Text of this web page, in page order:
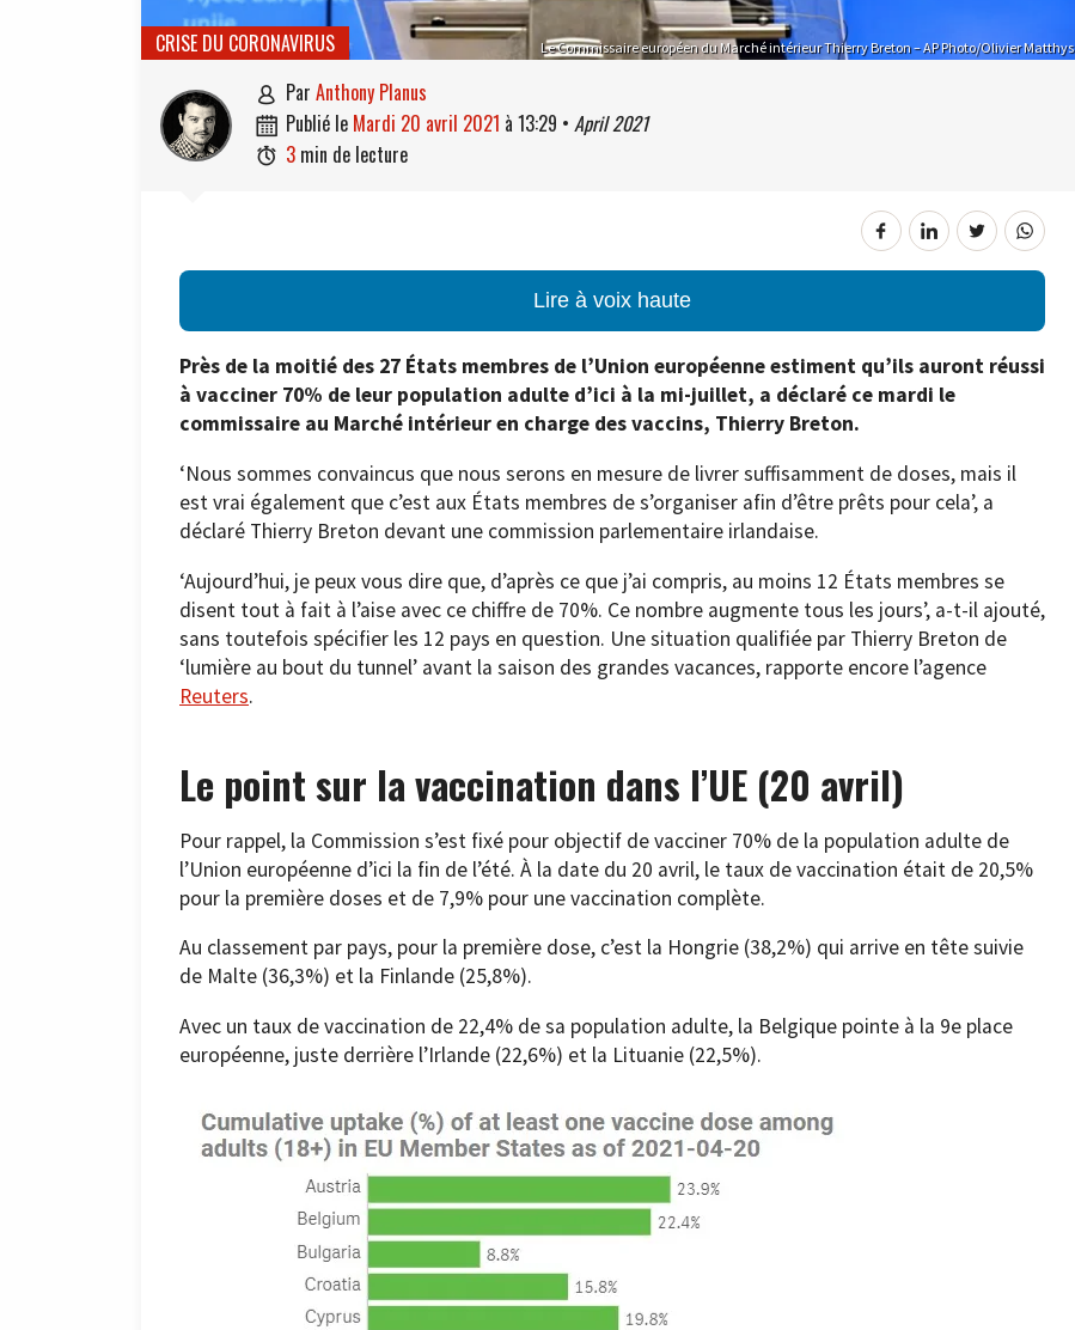
Le Commissaire européen du Marché intérieur Thierry Breton – AP Photo/Olivier Matthys
CRISE DU CORONAVIRUS
 par Anthony Planus
 publié le mardi 20 avril 2021 à 13:29 • April 2021
 3 min de lecture
Lire à voix haute
Près de la moitié des 27 États membres de l’Union européenne estiment qu’ils auront réussi
à vacciner 70% de leur population adulte d’ici à la mi-juillet, a déclaré ce mardi le
commissaire au Marché intérieur en charge des vaccins, Thierry Breton.
‘Nous sommes convaincus que nous serons en mesure de livrer suffisamment de doses, mais il
est vrai également que c’est aux États membres de s’organiser afin d’être prêts pour cela’, a
déclaré Thierry Breton devant une commission parlementaire irlandaise.
‘Aujourd’hui, je peux vous dire que, d’après ce que j’ai compris, au moins 12 États membres se
disent tout à fait à l’aise avec ce chiffre de 70%. Ce nombre augmente tous les jours’, a-t-il ajouté,
sans toutefois spécifier les 12 pays en question. Une situation qualifiée par Thierry Breton de
‘lumière au bout du tunnel’ avant la saison des grandes vacances, rapporte encore l’agence
Reuters.
Le point sur la vaccination dans l’UE (20 avril)
Pour rappel, la Commission s’est fixé pour objectif de vacciner 70% de la population adulte de
l’Union européenne d’ici la fin de l’été. À la date du 20 avril, le taux de vaccination était de 20,5%
pour la première doses et de 7,9% pour une vaccination complète.
Au classement par pays, pour la première dose, c’est la Hongrie (38,2%) qui arrive en tête suivie
de Malte (36,3%) et la Finlande (25,8%).
Avec un taux de vaccination de 22,4% de sa population adulte, la Belgique pointe à la 9e place
européenne, juste derrière l’Irlande (22,6%) et la Lituanie (22,5%).